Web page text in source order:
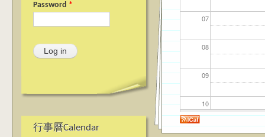
Password *
行事曆Calendar
07
08
09
10
11